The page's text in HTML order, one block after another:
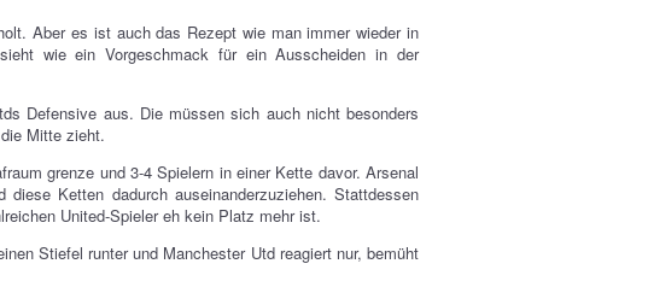
Aber es ist auch das Rezept wie man immer wieder in
wie ein Vorgeschmack für ein Ausscheiden in der
Defensive aus. Die müssen sich auch nicht besonders
Mitte zieht.
grenze und 3-4 Spielern in einer Kette davor. Arsenal
Ketten dadurch auseinanderzuziehen. Stattdessen
United-Spieler eh kein Platz mehr ist.
Stiefel runter und Manchester Utd reagiert nur, bemüht